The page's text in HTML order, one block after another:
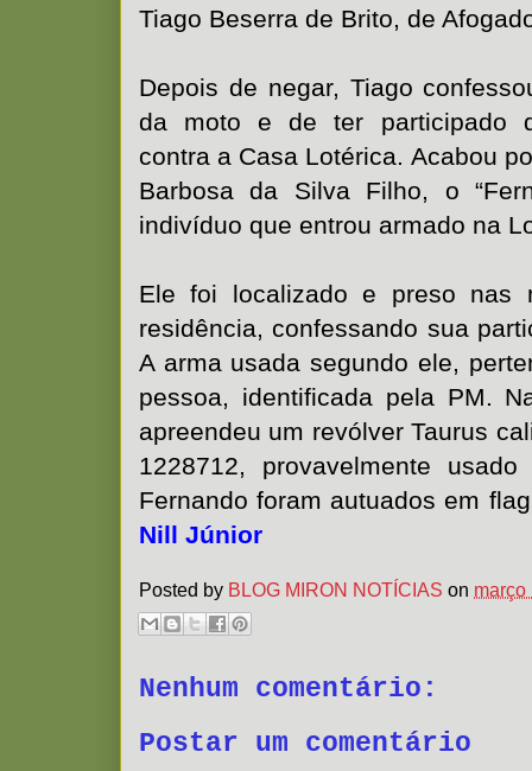
Tiago Beserra de Brito, de
Depois de negar, Tiago
da moto e de ter participado
contra a Casa Lotérica. Acabou
Barbosa da Silva Filho, o
indivíduo que entrou armado na
Ele foi localizado e preso nas
residência, confessando sua
A arma usada segundo ele,
pessoa, identificada pela PM.
apreendeu um revólver Taurus
1228712, provavelmente
Fernando foram autuados em
Nill Júnior
Posted by BLOG MIRON NOTÍCIAS on março
Nenhum comentário:
Postar um comentário